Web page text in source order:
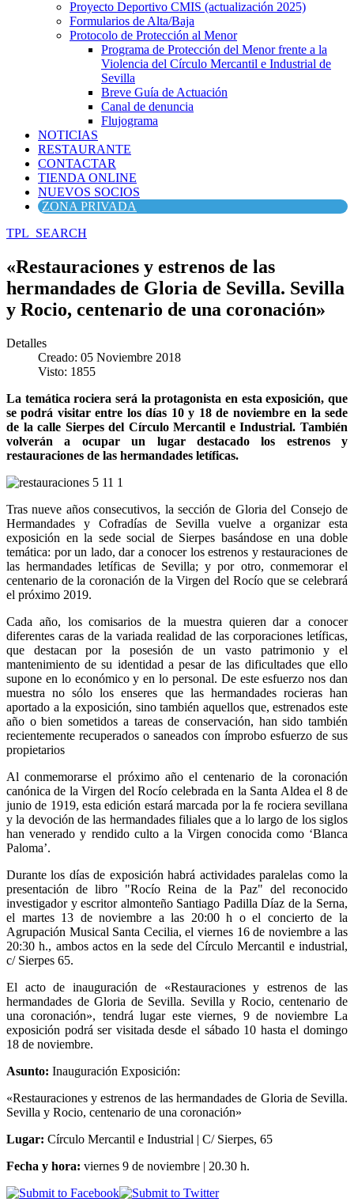
Proyecto Deportivo CMIS (actualización 2025)
Formularios de Alta/Baja
Protocolo de Protección al Menor
Programa de Protección del Menor frente a la
Violencia del Círculo Mercantil e Industrial de
Sevilla
Breve Guía de Actuación
Canal de denuncia
Flujograma
NOTICIAS
RESTAURANTE
CONTACTAR
TIENDA ONLINE
NUEVOS SOCIOS
ZONA PRIVADA
TPL_SEARCH
«Restauraciones y estrenos de las
hermandades de Gloria de Sevilla. Sevilla
y Rocio, centenario de una coronación»
Detalles
Creado: 05 Noviembre 2018
Visto: 1855
La temática rociera será la protagonista en esta exposición, que
se podrá visitar entre los días 10 y 18 de noviembre en la sede
de la calle Sierpes del Círculo Mercantil e Industrial. También
volverán a ocupar un lugar destacado los estrenos y
restauraciones de las hermandades letíficas.
Tras nueve años consecutivos, la sección de Gloria del Consejo de
Hermandades y Cofradías de Sevilla vuelve a organizar esta
exposición en la sede social de Sierpes basándose en una doble
temática: por un lado, dar a conocer los estrenos y restauraciones de
las hermandades letíficas de Sevilla; y por otro, conmemorar el
centenario de la coronación de la Virgen del Rocío que se celebrará
el próximo 2019.
Cada año, los comisarios de la muestra quieren dar a conocer
diferentes caras de la variada realidad de las corporaciones letíficas,
que destacan por la posesión de un vasto patrimonio y el
mantenimiento de su identidad a pesar de las dificultades que ello
supone en lo económico y en lo personal. De este esfuerzo nos dan
muestra no sólo los enseres que las hermandades rocieras han
aportado a la exposición, sino también aquellos que, estrenados este
año o bien sometidos a tareas de conservación, han sido también
recientemente recuperados o saneados con ímprobo esfuerzo de sus
propietarios
Al conmemorarse el próximo año el centenario de la coronación
canónica de la Virgen del Rocío celebrada en la Santa Aldea el 8 de
junio de 1919, esta edición estará marcada por la fe rociera sevillana
y la devoción de las hermandades filiales que a lo largo de los siglos
han venerado y rendido culto a la Virgen conocida como ‘Blanca
Paloma’.
Durante los días de exposición habrá actividades paralelas como la
presentación de libro "Rocío Reina de la Paz" del reconocido
investigador y escritor almonteño Santiago Padilla Díaz de la Serna,
el martes 13 de noviembre a las 20:00 h o el concierto de la
Agrupación Musical Santa Cecilia, el viernes 16 de noviembre a las
20:30 h., ambos actos en la sede del Círculo Mercantil e industrial,
c/ Sierpes 65.
El acto de inauguración de «Restauraciones y estrenos de las
hermandades de Gloria de Sevilla. Sevilla y Rocio, centenario de
una coronación», tendrá lugar este viernes, 9 de noviembre La
exposición podrá ser visitada desde el sábado 10 hasta el domingo
18 de noviembre.
Asunto: Inauguración Exposición:
«Restauraciones y estrenos de las hermandades de Gloria de Sevilla.
Sevilla y Rocio, centenario de una coronación»
Lugar: Círculo Mercantil e Industrial | C/ Sierpes, 65
Fecha y hora: viernes 9 de noviembre | 20.30 h.